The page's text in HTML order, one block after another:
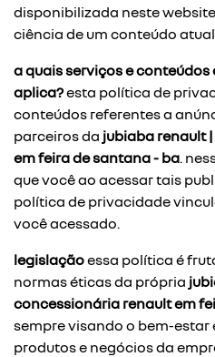
disponibilizada neste
ciência de um conteúdo
a quais serviços e
aplica?esta política de
conteúdos referentes a
parceiros da jubiaba renault
em feira de santana - ba.
que você ao acessar tais
política de privacidade
você acessado.
legislaçãoessa política é
normas éticas da própria
concessionária renault em
sempre visando o bem-estar
produtos e negócios da